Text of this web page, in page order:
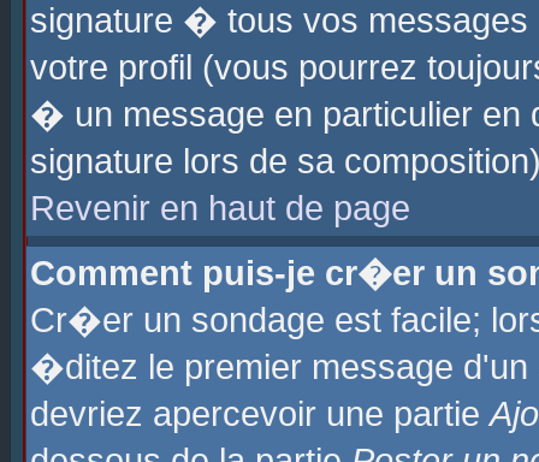
signature � tous vos
votre profil (vous pourrez
� un message en particulier
signature lors de sa
Revenir en haut de page
Comment puis-je cr�er un
Cr�er un sondage est facile;
�ditez le premier message
devriez apercevoir une partie